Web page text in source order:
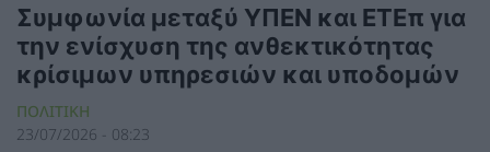
Συμφωνία μεταξύ ΥΠΕΝ και ΕΤΕπ για
την ενίσχυση της ανθεκτικότητας
κρίσιμων υπηρεσιών και υποδομών
ΠΟΛΙΤΙΚΗ
23/07/2026 - 08:23